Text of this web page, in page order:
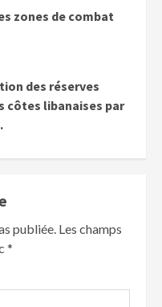
zones de combat
des réserves
côtes libanaises par
publiée. Les champs
*